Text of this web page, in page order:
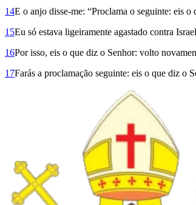
14E o anjo disse-me: “Proclama o seguinte: eis
15Eu só estava ligeiramente agastado contra
16Por isso, eis o que diz o Senhor: volto
17Farás a proclamação seguinte: eis o que diz o